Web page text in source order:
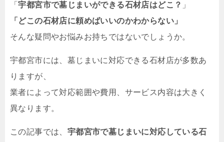
「宇都宮市で墓じまいができる石材店はどこ？ 」
「どこの石材店に頼めばいいのかわからない」
そんな疑問やお悩みお持ちではないでしょうか。
宇都宮市には、墓じまいに対応できる石材店が多数あ
りますが、
業者によって対応範囲や費用、サービス内容は大きく
異なります。
この記事では、 宇都宮市で墓じまいに対応している石